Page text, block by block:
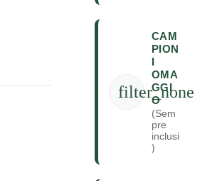
filter_none
CAM
PION
I
OMA
GGI
O
(Sem
pre
inclusi
)